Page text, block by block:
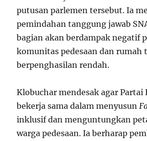
putusan parlemen tersebut. Ia
pemindahan tanggung jawab
bagian akan berdampak negatif
komunitas pedesaan dan rumah
berpenghasilan rendah.
Klobuchar mendesak agar Partai
bekerja sama dalam menyusun
inklusif dan menguntungkan
warga pedesaan. Ia berharap